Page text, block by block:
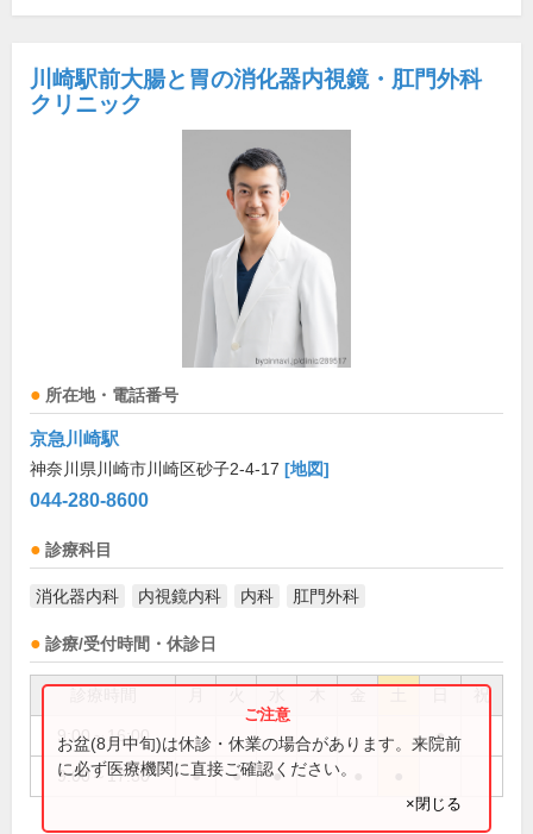
川崎駅前大腸と胃の消化器内視鏡・肛門外科
クリニック
所在地・電話番号
京急川崎駅
神奈川県川崎市川崎区砂子2-4-17 [地図]
044-280-8600
診療科目
消化器内科 内視鏡内科 内科 肛門外科
診療/受付時間・休診日
祝
9:00～16:00 ●
9:00～17:30 ● ● ●
お盆(8月中旬)は休診・休業の場合があります。来院前
に必ず医療機関に直接ご確認ください。
×閉じる